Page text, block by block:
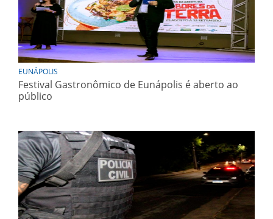
EUNÁPOLIS
Festival Gastronômico de Eunápolis é aberto ao
público